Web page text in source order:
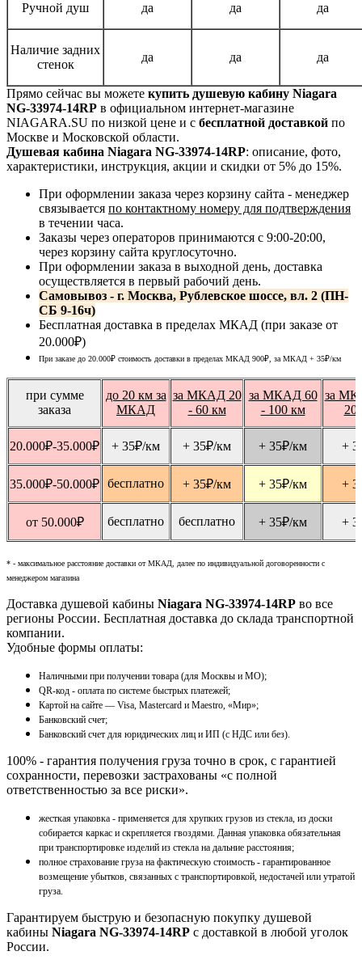
Ручной душ да да да
Наличие задних
стенок
да да да
Прямо сейчас вы можете купить душевую кабину Niagara
NG-33974-14RP в официальном интернет-магазине
NIAGARA.SU по низкой цене и с бесплатной доставкой по
Москве и Московской области.
Душевая кабина Niagara NG-33974-14RP: описание, фото,
характеристики, инструкция, акции и скидки от 5% до 15%.
При оформлении заказа через корзину сайта - менеджер
связывается по контактному номеру для подтверждения
в течении часа.
Заказы через операторов принимаются с 9:00-20:00,
через корзину сайта круглосуточно.
При оформлении заказа в выходной день, доставка
осуществляется в первый рабочий день.
Самовывоз - г. Москва, Рублевское шоссе, вл. 2 (ПН-
СБ 9-16ч)
Бесплатная доставка в пределах МКАД (при заказе от
20.000₽)
При заказе до 20.000₽ стоимость доставки в пределах МКАД 900₽, за МКАД + 35₽/км
при сумме
заказа
до 20 км за
МКАД
за МКАД 20
- 60 км
за МКАД 60
- 100 км
за
20.000₽-35.000₽ + 35₽/км + 35₽/км + 35₽/км +
35.000₽-50.000₽ бесплатно + 35₽/км + 35₽/км +
от 50.000₽ бесплатно бесплатно + 35₽/км +
* - максимальное расстояние доставки от МКАД, далее по индивидуальной договоренности с
менеджером магазина
Доставка душевой кабины Niagara NG-33974-14RP во все
регионы России. Бесплатная доставка до склада транспортной
компании.
Удобные формы оплаты:
Наличными при получении товара (для Москвы и МО);
QR-код - оплата по системе быстрых платежей;
Картой на сайте — Visa, Mastercard и Maestro, «Мир»;
Банковский счет;
Банковский счет для юридических лиц и ИП (с НДС или без).
100% - гарантия получения груза точно в срок, с гарантией
сохранности, перевозки застрахованы «с полной
ответственностью за все риски».
жесткая упаковка - применяется для хрупких грузов из стекла, из доски
собирается каркас и скрепляется гвоздями. Данная упаковка обязательная
при транспортировке изделий из стекла на дальние расстояния;
полное страхование груза на фактическую стоимость - гарантированное
возмещение убытков, связанных с транспортировкой, недостачей или утратой
груза.
Гарантируем быструю и безопасную покупку душевой
кабины Niagara NG-33974-14RP с доставкой в любой уголок
России.